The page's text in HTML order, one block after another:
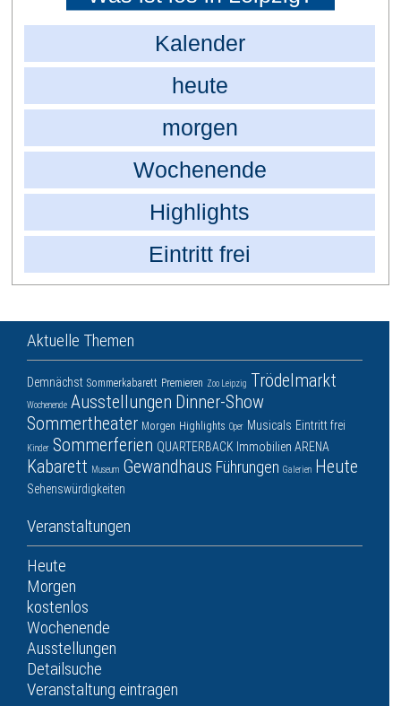
Kalender
heute
morgen
Wochenende
Highlights
Eintritt frei
Aktuelle Themen
Demnächst Sommerkabarett Premieren Zoo Leipzig Trödelmarkt
Wochenende Ausstellungen Dinner-Show
Sommertheater Morgen Highlights Oper Musicals Eintritt frei
Kinder Sommerferien QUARTERBACK Immobilien ARENA
Kabarett Museum Gewandhaus Führungen Galerien Heute
Sehenswürdigkeiten
Veranstaltungen
Heute
Morgen
kostenlos
Wochenende
Ausstellungen
Detailsuche
Veranstaltung eintragen